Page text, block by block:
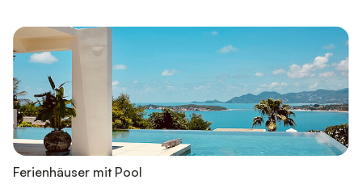
Ferienhäuser mit Pool